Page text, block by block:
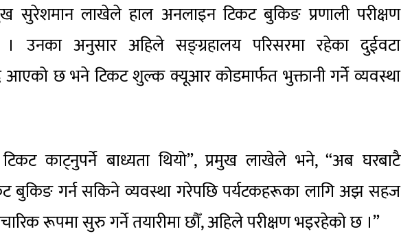
सुरेशमान लाखेले हाल अनलाइन टिकट बुकिङ प्रणाली परीक्षण
उनका अनुसार अहिले सङ्ग्रहालय परिसरमा रहेका दुईवटा
आएको छ भने टिकट शुल्क क्यूआर कोडमार्फत भुक्तानी गर्ने व्यवस्था
काट्नुपर्ने बाध्यता थियो”, प्रमुख लाखेले भने, “अब घरबाटै
बुकिङ गर्न सकिने व्यवस्था गरेपछि पर्यटकहरूका लागि अझ सहज
रूपमा सुरु गर्ने तयारीमा छौँ, अहिले परीक्षण भइरहेको छ ।”